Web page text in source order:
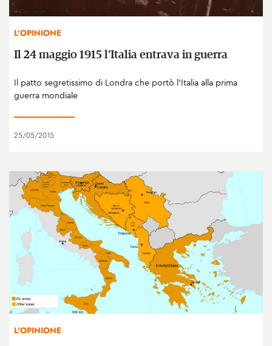
L'OPINIONE
Il 24 maggio 1915 l'Italia entrava in guerra
Il patto segretissimo di Londra che portò l’Italia alla prima
guerra mondiale
25/05/2015
L'OPINIONE